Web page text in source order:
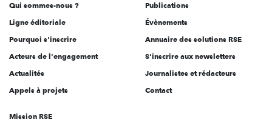
Qui sommes-nous ?
Ligne éditoriale
Pourquoi s'inscrire
Acteurs de l'engagement
Actualités
Appels à projets
Publications
Évènements
Annuaire des solutions RSE
S'inscrire aux newsletters
Journalistes et rédacteurs
Contact
Mission RSE